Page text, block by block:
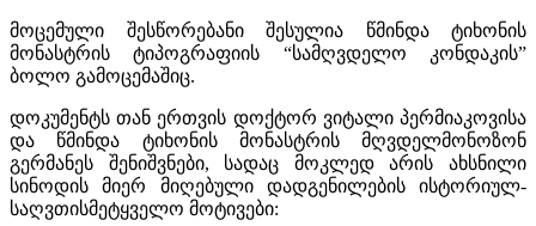
მოცემული შესწორებანი შესულია წმინდა ტიხონის
მონასტრის ტიპოგრაფიის “სამღვდელო კონდაკის”
ბოლო გამოცემაშიც.
დოკუმენტს თან ერთვის დოქტორ ვიტალი პერმიაკოვისა
და წმინდა ტიხონის მონასტრის მღვდელმონოზონ
გერმანეს შენიშვნები, სადაც მოკლედ არის ახსნილი
სინოდის მიერ მიღებული დადგენილების ისტორიულ-
საღვთისმეტყველო მოტივები: